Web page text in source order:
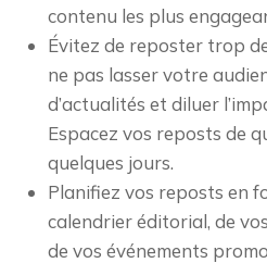
contenu les plus
Évitez de reposter trop
ne pas lasser votre
d’actualités et diluer
Espacez vos reposts de
quelques jours.
Planifiez vos reposts en
calendrier éditorial, de
de vos événements